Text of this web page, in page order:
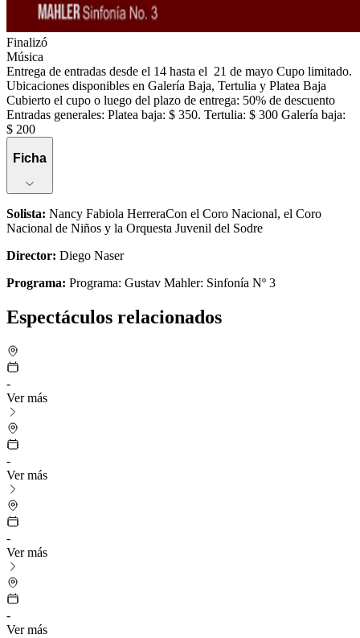
Finalizó
Música
Entrega de entradas desde el 14 hasta el 21 de mayo Cupo limitado.
Ubicaciones disponibles en Galería Baja, Tertulia y Platea Baja
Cubierto el cupo o luego del plazo de entrega: 50% de descuento
Entradas generales: Platea baja: $ 350. Tertulia: $ 300 Galería baja:
$ 200
Ficha
Solista: Nancy Fabiola HerreraCon el Coro Nacional, el Coro
Nacional de Niños y la Orquesta Juvenil del Sodre
Director: Diego Naser
Programa: Programa: Gustav Mahler: Sinfonía Nº 3
Espectáculos relacionados
-
Ver más
-
Ver más
-
Ver más
-
Ver más